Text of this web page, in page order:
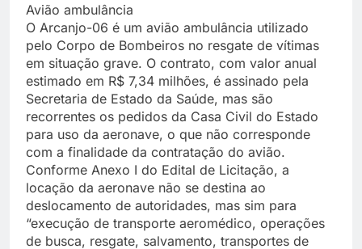
Avião ambulância
O Arcanjo-06 é um avião ambulância utilizado
pelo Corpo de Bombeiros no resgate de vítimas
em situação grave. O contrato, com valor anual
estimado em R$ 7,34 milhões, é assinado pela
Secretaria de Estado da Saúde, mas são
recorrentes os pedidos da Casa Civil do Estado
para uso da aeronave, o que não corresponde
com a finalidade da contratação do avião.
Conforme Anexo I do Edital de Licitação, a
locação da aeronave não se destina ao
deslocamento de autoridades, mas sim para
“execução de transporte aeromédico, operações
de busca, resgate, salvamento, transportes de